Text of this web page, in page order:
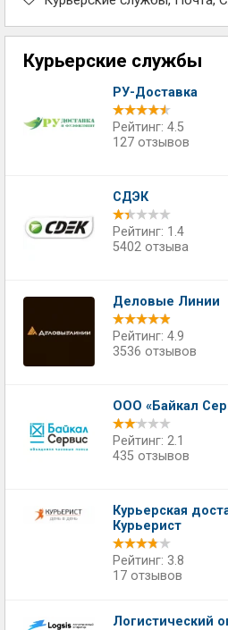
Курьерские службы
РУ-Доставка
Рейтинг: 4.5
127 отзывов
СДЭК
Рейтинг: 1.4
5402 отзыва
Деловые Линии
Рейтинг: 4.9
3536 отзывов
ООО «Байкал
Рейтинг: 2.1
435 отзывов
Курьерская
Курьерист
Рейтинг: 3.8
17 отзывов
Логистический